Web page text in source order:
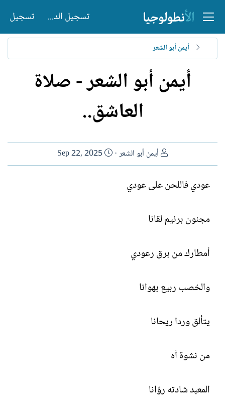
تسجيل الدخول تسجيل
أيمن أبو الشعر
أيمن أبو الشعر - صلاة
العاشق..
ا
ل
ك
ا
ب
أيمن أبو الشعر
ت
ا
Sep 22, 2025
عودي فاللحن على عودي
مجنون برنيم لقانا
أمطارك من برق رعودي
والخصب ربيع بهوانا
يتألق وردا ريحانا
من نشوة آه
المعبد شادته رؤانا